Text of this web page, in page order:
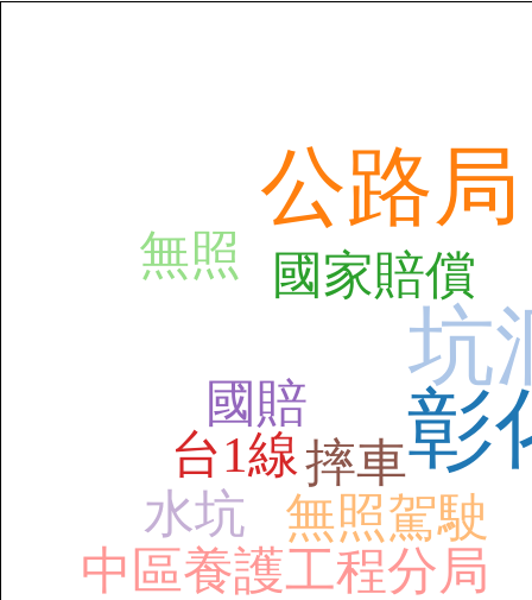
彰
坑
公路局
無照駕駛
國家賠償
無照
台1線
中區養護工程分局
國賠
水坑
摔車